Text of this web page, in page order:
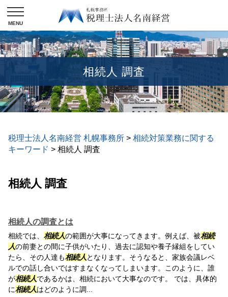
相続人 調査
税理士法人名南経営 札幌事務所 > 相続対策業務に関する
キーワード > 相続人 調査
相続人 調査
相続人の調査とは
相続では、 相続人の範囲が大事になってきます。例えば、被相続
人の前妻との間に子供がいたり、過去に認知や養子縁組をしてい
たら、その人達も相続人 となります。そうなると、家族会議レベ
ルでの話し合いではすまなくなってしまいます。このように、誰
が相続人であるかは、相続において大事なのです。 では、具体的
に相続人はどのように調...